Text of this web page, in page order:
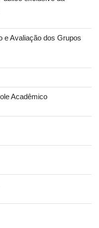
e Avaliação dos Grupos
Acadêmico